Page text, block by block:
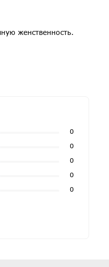
женственность.
0
0
0
0
0